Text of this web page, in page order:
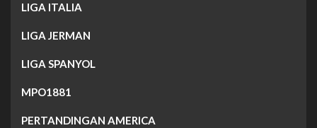
LIGA ITALIA
LIGA JERMAN
LIGA SPANYOL
MPO1881
PERTANDINGAN AMERICA